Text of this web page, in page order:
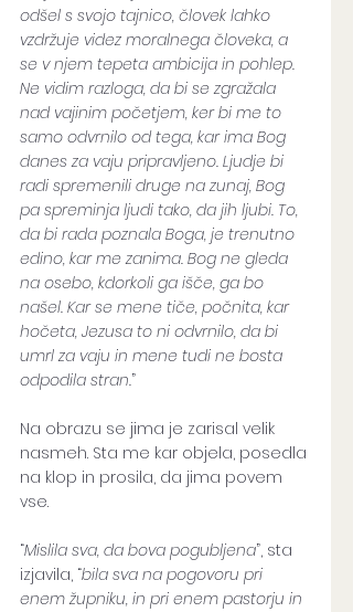
odšel s svojo tajnico, človek lahko
vzdržuje videz moralnega človeka, a
se v njem tepeta ambicija in pohlep.
Ne vidim razloga, da bi se zgražala
nad vajinim početjem, ker bi me to
samo odvrnilo od tega, kar ima Bog
danes za vaju pripravljeno. Ljudje bi
radi spremenili druge na zunaj, Bog
pa spreminja ljudi tako, da jih ljubi. To,
da bi rada poznala Boga, je trenutno
edino, kar me zanima. Bog ne gleda
na osebo, kdorkoli ga išče, ga bo
našel. Kar se mene tiče, počnita, kar
hočeta, Jezusa to ni odvrnilo, da bi
umrl za vaju in mene tudi ne bosta
odpodila stran.”
Na obrazu se jima je zarisal velik
nasmeh. Sta me kar objela, posedla
na klop in prosila, da jima povem
vse.
“Mislila sva, da bova pogubljena”, sta
izjavila, “bila sva na pogovoru pri
enem župniku, in pri enem pastorju in